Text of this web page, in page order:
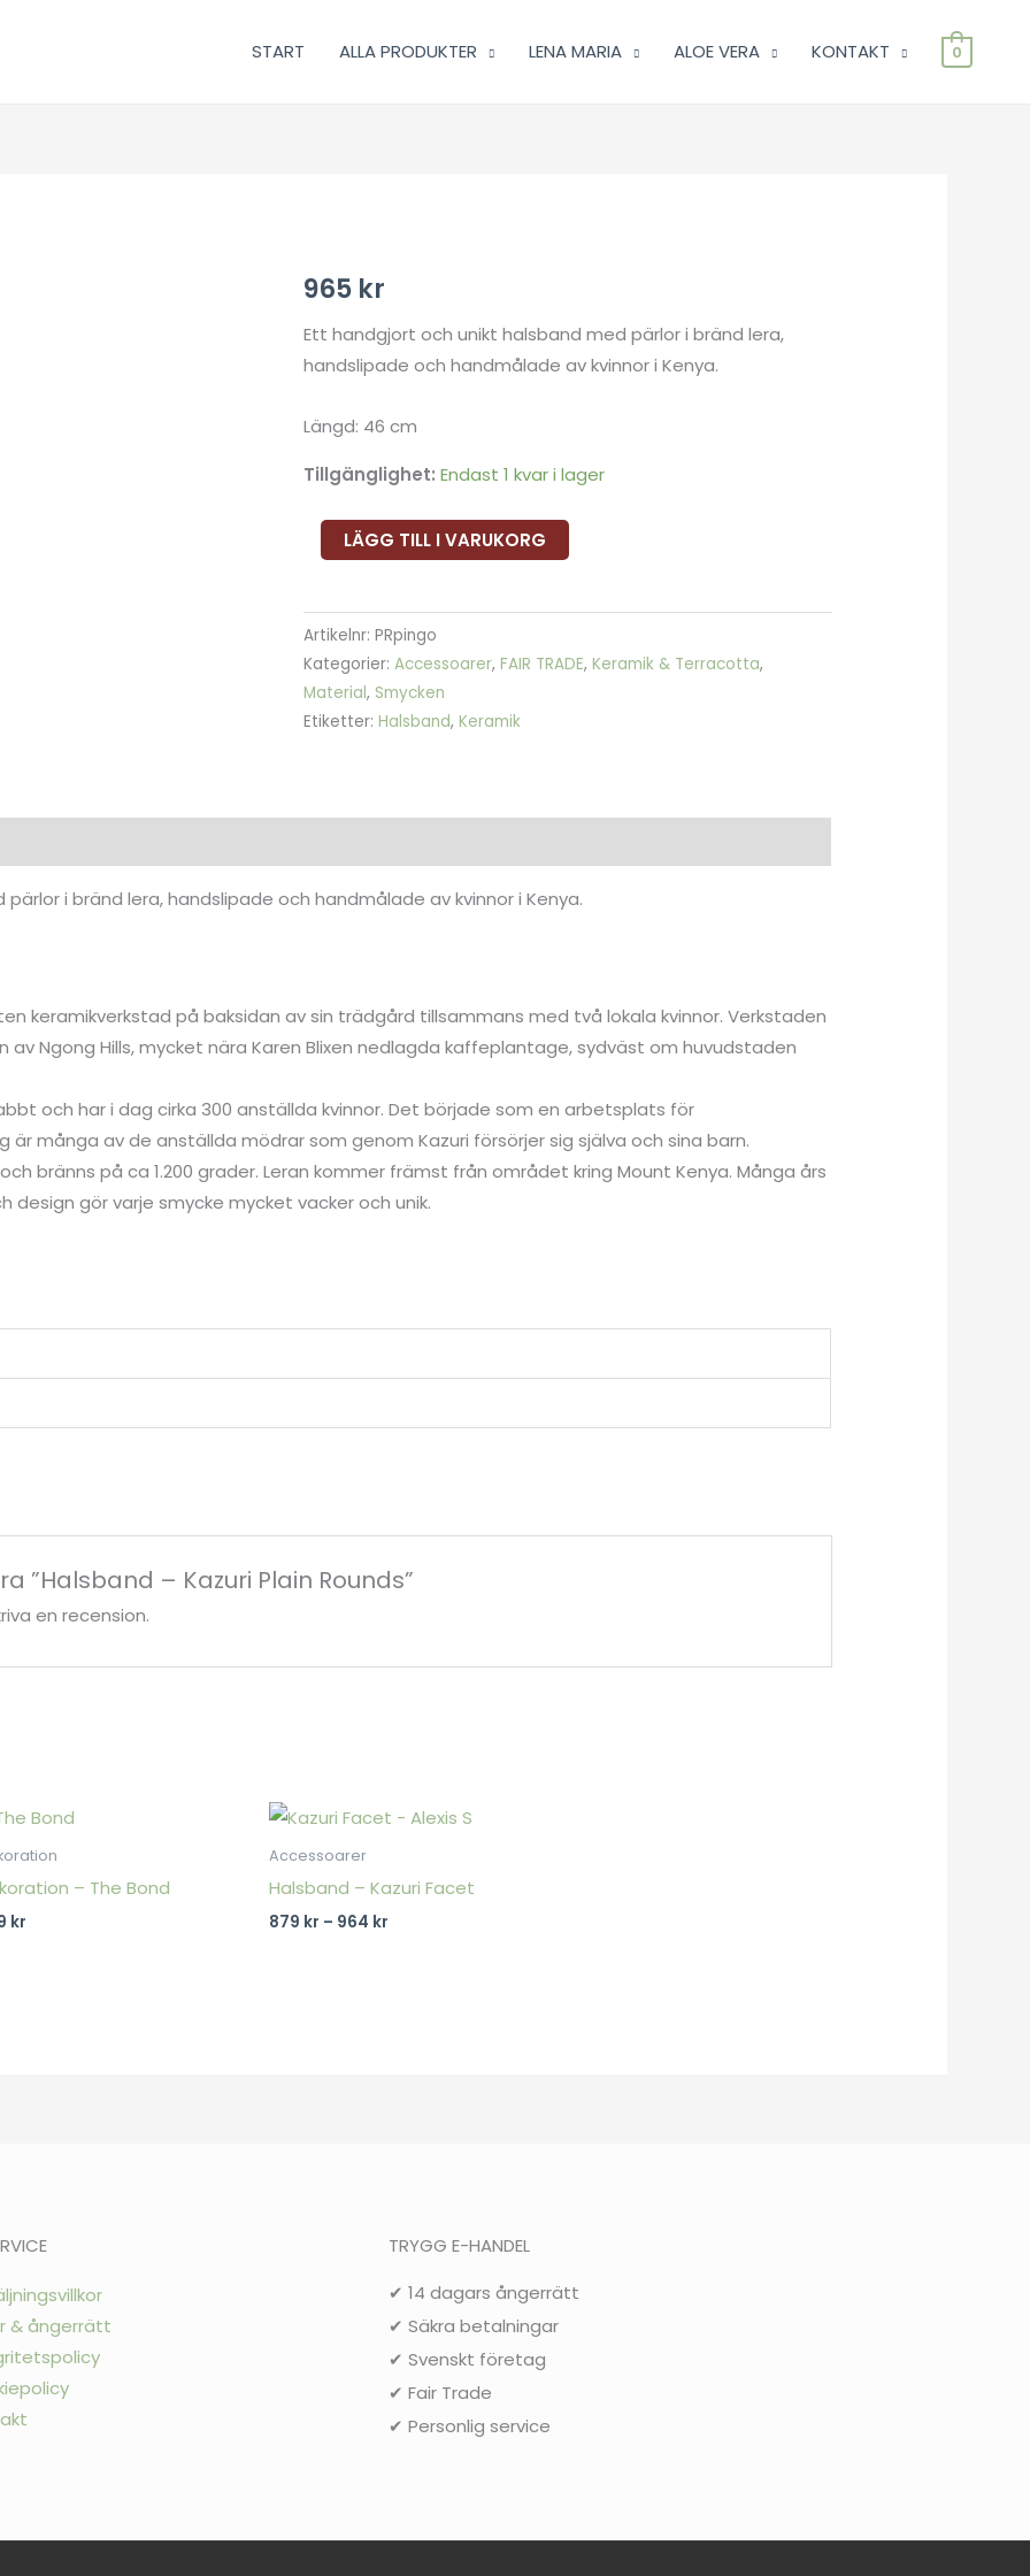
START ALLA PRODUKTER LENA MARIA ALOE VERA KONTAKT 0
965 kr
Ett handgjort och unikt halsband med pärlor i bränd lera,
handslipade och handmålade av kvinnor i Kenya.
Längd: 46 cm
Tillgänglighet: Endast 1 kvar i lager
Halsband
Kazuri
Plain
mängd
LÄGG TILL I VARUKORG
Artikelnr: PRpingo
Kategorier: Accessoarer, FAIR TRADE, Keramik & Terracotta,
Material, Smycken
Etiketter: Halsband, Keramik
i bränd lera, handslipade och handmålade av kvinnor i Kenya.
keramikverkstad på baksidan av sin trädgård tillsammans med två lokala kvinnor. Verkstaden
Ngong Hills, mycket nära Karen Blixen nedlagda kaffeplantage, sydväst om huvudstaden
och har i dag cirka 300 anställda kvinnor. Det började som en arbetsplats för
är många av de anställda mödrar som genom Kazuri försörjer sig själva och sina barn.
bränns på ca 1.200 grader. Leran kommer främst från området kring Mount Kenya. Många års
design gör varje smycke mycket vacker och unik.
”Halsband – Kazuri Plain Rounds”
en recension.
– The Bond
kr
Accessoarer
Halsband – Kazuri Facet
879 kr – 964 kr
Prisintervall:
879 kr
& ångerrätt
TRYGG E-HANDEL
✔ 14 dagars ångerrätt
✔ Säkra betalningar
✔ Svenskt företag
✔ Fair Trade
✔ Personlig service